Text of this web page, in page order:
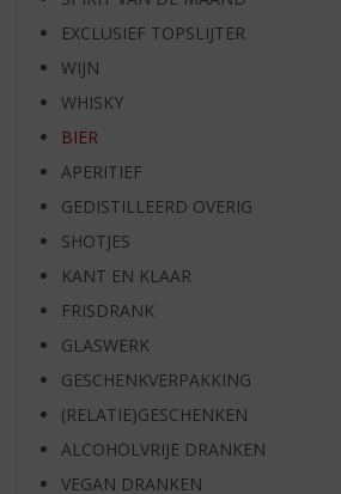
EXCLUSIEF TOPSLIJTER
WIJN
WHISKY
BIER
APERITIEF
GEDISTILLEERD OVERIG
SHOTJES
KANT EN KLAAR
FRISDRANK
GLASWERK
GESCHENKVERPAKKING
(RELATIE)GESCHENKEN
ALCOHOLVRIJE DRANKEN
VEGAN DRANKEN